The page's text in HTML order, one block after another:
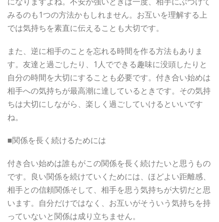
みるのも1つの方法かもしれません。お互いを理解する上
では気持ちを素直に伝えることも大切です。
また、逆に相手のことを忘れる時間を作る方法もありま
す。友達と過ごしたり、1人でできる趣味に没頭したりと
自分の時間を大切にすることも必要です。付き合い始めは
相手への気持ちが最高潮に達しているときです。その気持
ちは大切にしながら、楽しく過ごしていけるといいです
ね。
■関係を長く続けるためには
付き合い始めは誰もがこの関係を長く続けたいと思うもの
です。良い関係を続けていくためには、ほどよい距離感、
相手との信頼関係そして、相手を思う気持ちが大切だと思
います。自分だけではなく、お互いがそういう気持ちを持
っていないと関係は成り立ちません。